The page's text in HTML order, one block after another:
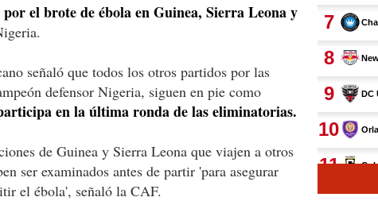
el brote de ébola en Guinea, Sierra Leona y
señaló que todos los otros partidos por las
defensor Nigeria, siguen en pie como
en la última ronda de las eliminatorias.
de Guinea y Sierra Leona que viajen a otros
ser examinados antes de partir 'para asegurar
el ébola', señaló la CAF.